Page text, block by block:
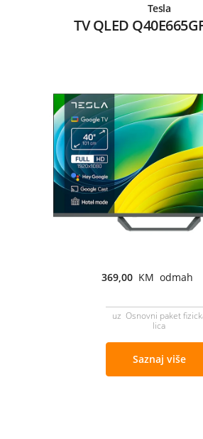
Tesla
TV QLED
369,00 KM odmah
uz Osnovni paket
lica
Saznaj više